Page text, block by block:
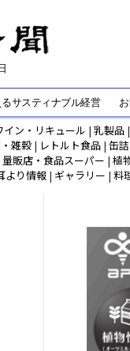
サスティナブル経営
イン・リキュール | 乳製品 |
雑穀 | レトルト食品 | 缶
販店・食品スーパー | 植
より情報 | ギャラリー | 料